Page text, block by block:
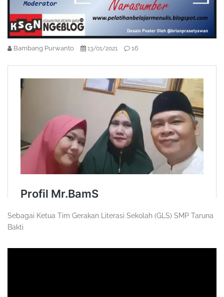
Bambang Purwanto 13/01/2021 16
Sebagai Ketua Tim Gerakan Literasi Sekolah (GLS) SMP Taruna
Bakti